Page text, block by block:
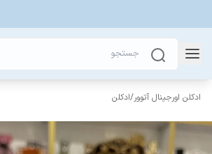
ادکلن اورجینال آتوور/ادکلن